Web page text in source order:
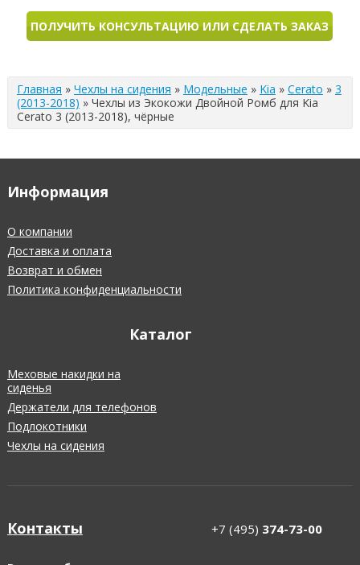
ПОЛУЧИТЬ КОНСУЛЬТАЦИЮ ИЛИ СДЕЛАТЬ ЗАКАЗ
Главная » Чехлы на сидения » Модельные » Kia » Cerato » 3
(2013-2018) » Чехлы из Экокожи Двойной Ромб для Kia
Cerato 3 (2013-2018), чёрные
Информация
О компании
Доставка и оплата
Возврат и обмен
Политика конфиденциальности
Каталог
Меховые накидки на
сиденья
Держатели для телефонов
Подлокотники
Чехлы на сидения
Контакты +7 (495) 374-73-00